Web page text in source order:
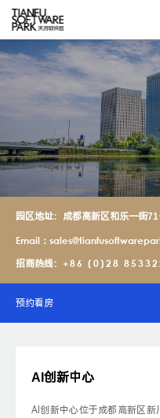
园区地址：成都高新区和乐一街
Email：
招商热线： +86 (0)28
预约看房
AI创新中心
Al创新中心位于成都高新区